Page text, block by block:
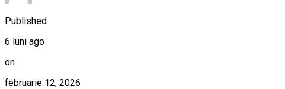
Published
6 luni ago
on
februarie 12, 2026